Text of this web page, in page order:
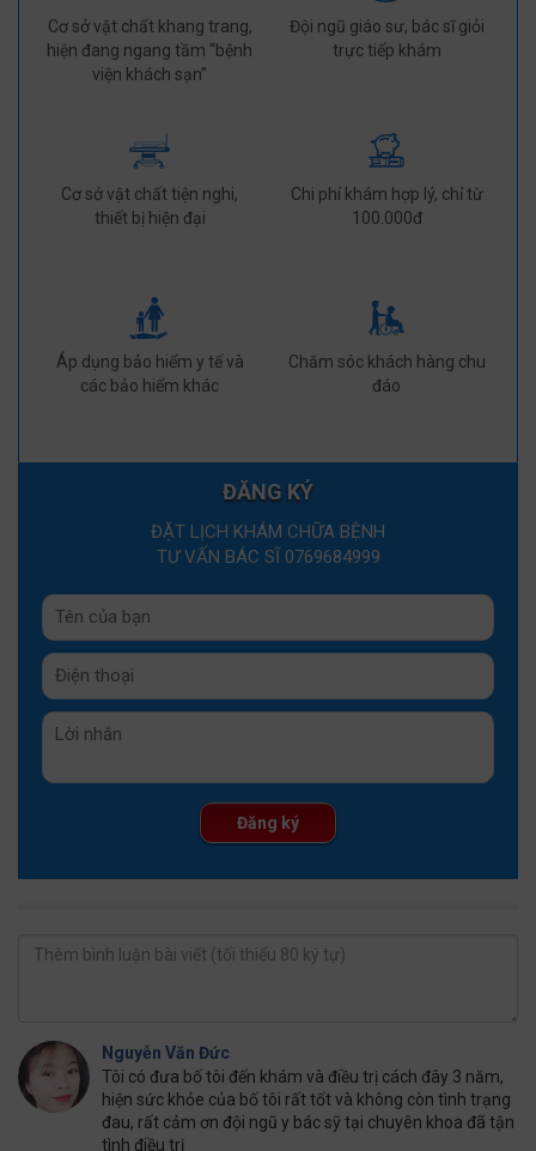
Cơ sở vật chất khang trang,
hiện đang ngang tầm “bệnh
viện khách sạn”
Đội ngũ giáo sư, bác sĩ giỏi
trực tiếp khám
Cơ sở vật chất tiện nghi,
thiết bị hiện đại
Chi phí khám hợp lý, chỉ từ
100.000đ
Áp dụng bảo hiểm y tế và
các bảo hiểm khác
Chăm sóc khách hàng chu
đáo
ĐĂNG KÝ
ĐẶT LỊCH KHÁM CHỮA BỆNH
TƯ VẤN BÁC SĨ 0769684999
Nguyễn Văn Đức
Tôi có đưa bố tôi đến khám và điều trị cách đây 3 năm,
hiện sức khỏe của bố tôi rất tốt và không còn tình trạng
đau, rất cảm ơn đội ngũ y bác sỹ tại chuyên khoa đã tận
tình điều trị